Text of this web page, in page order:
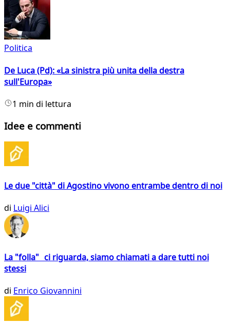
Politica
De Luca (Pd): «La sinistra più unita della destra
sull'Europa»
1 min di lettura
Idee e commenti
Le due "città" di Agostino vivono entrambe dentro di noi
di Luigi Alici
La "folla" ci riguarda, siamo chiamati a dare tutti noi
stessi
di Enrico Giovannini